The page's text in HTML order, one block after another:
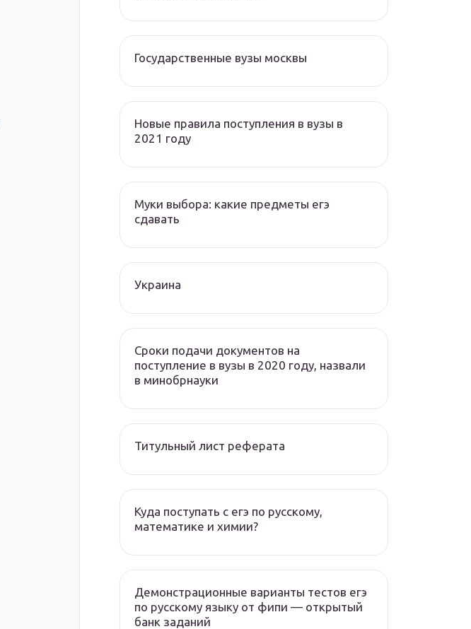
Государственные вузы москвы
Новые правила поступления в вузы в
2021 году
Муки выбора: какие предметы егэ
сдавать
Украина
Сроки подачи документов на
поступление в вузы в 2020 году, назвали
в минобрнауки
Титульный лист реферата
Куда поступать с егэ по русскому,
математике и химии?
Демонстрационные варианты тестов егэ
по русскому языку от фипи — открытый
банк заданий